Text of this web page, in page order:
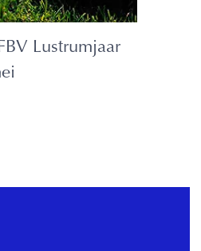
Lustrumjaar